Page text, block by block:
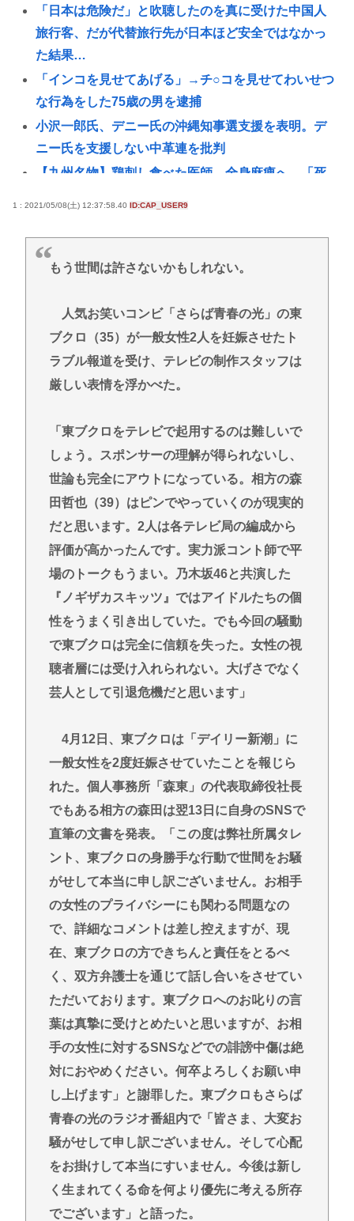
「日本は危険だ」と吹聴したのを真に受けた中国人
旅行客、だが代替旅行先が日本ほど安全ではなかっ
た結果…
「インコを見せてあげる」→チ○コを見せてわいせつ
な行為をした75歳の男を逮捕
小沢一郎氏、デニー氏の沖縄知事選支援を表明。デ
ニー氏を支援しない中革連を批判
【九州名物】鶏刺し食べた医師、全身麻痺へ…「死
消耗させるとか予想以上に迷惑だったな
【熱波】ドイツ、暑すぎて１ヶ月で９６００人死亡
いつの目的
GACKTや小沢仁志の「セリフが聞き取れない」 日本
語作品を字幕で見る人が増えている背景… 聴力低下
が原因ではない？
策だ」と批判 ★3
【速報】NHK職員が番組出演者から性被害
この映画は観なくていいって作品教えて
近場で「天の川」見れる場所教えて🥺
【徹底討論】ワイ(48)無職はこのまま逃げ切れるのか
Powered by livedoor 相互RSS
1 : 2021/05/08(土) 12:37:58.40 ID:CAP_USER9
もう世間は許さないかもしれない。
人気お笑いコンビ「さらば青春の光」の東
ブクロ（35）が一般女性2人を妊娠させたト
ラブル報道を受け、テレビの制作スタッフは
厳しい表情を浮かべた。
「東ブクロをテレビで起用するのは難しいで
しょう。スポンサーの理解が得られないし、
世論も完全にアウトになっている。相方の森
田哲也（39）はピンでやっていくのが現実的
だと思います。2人は各テレビ局の編成から
評価が高かったんです。実力派コント師で平
場のトークもうまい。乃木坂46と共演した
『ノギザカスキッツ』ではアイドルたちの個
性をうまく引き出していた。でも今回の騒動
で東ブクロは完全に信頼を失った。女性の視
聴者層には受け入れられない。大げさでなく
芸人として引退危機だと思います」
4月12日、東ブクロは「デイリー新潮」に
一般女性を2度妊娠させていたことを報じら
れた。個人事務所「森東」の代表取締役社長
でもある相方の森田は翌13日に自身のSNSで
直筆の文書を発表。「この度は弊社所属タレ
ント、東ブクロの身勝手な行動で世間をお騒
がせして本当に申し訳ございません。お相手
の女性のプライバシーにも関わる問題なの
で、詳細なコメントは差し控えますが、現
在、東ブクロの方できちんと責任をとるべ
く、双方弁護士を通じて話し合いをさせてい
ただいております。東ブクロへのお叱りの言
葉は真摯に受けとめたいと思いますが、お相
手の女性に対するSNSなどでの誹謗中傷は絶
対におやめください。何卒よろしくお願い申
し上げます」と謝罪した。東ブクロもさらば
青春の光のラジオ番組内で「皆さま、大変お
騒がせして申し訳ございません。そして心配
をお掛けして本当にすいません。今後は新し
く生まれてくる命を何より優先に考える所存
でございます」と語った。